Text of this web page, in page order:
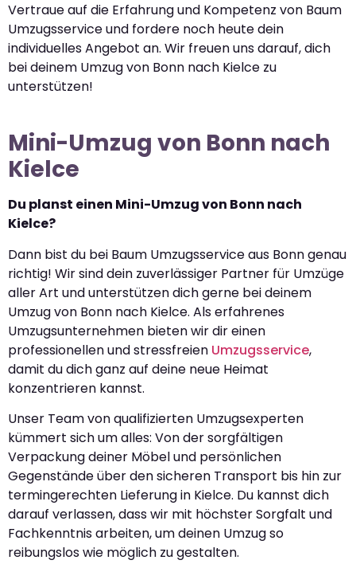
Vertraue auf die Erfahrung und Kompetenz von Baum
Umzugsservice und fordere noch heute dein
individuelles Angebot an. Wir freuen uns darauf, dich
bei deinem Umzug von Bonn nach Kielce zu
unterstützen!
Mini-Umzug von Bonn nach
Kielce
Du planst einen Mini-Umzug von Bonn nach
Kielce?
Dann bist du bei Baum Umzugsservice aus Bonn genau
richtig! Wir sind dein zuverlässiger Partner für Umzüge
aller Art und unterstützen dich gerne bei deinem
Umzug von Bonn nach Kielce. Als erfahrenes
Umzugsunternehmen bieten wir dir einen
professionellen und stressfreien Umzugsservice,
damit du dich ganz auf deine neue Heimat
konzentrieren kannst.
Unser Team von qualifizierten Umzugsexperten
kümmert sich um alles: Von der sorgfältigen
Verpackung deiner Möbel und persönlichen
Gegenstände über den sicheren Transport bis hin zur
termingerechten Lieferung in Kielce. Du kannst dich
darauf verlassen, dass wir mit höchster Sorgfalt und
Fachkenntnis arbeiten, um deinen Umzug so
reibungslos wie möglich zu gestalten.